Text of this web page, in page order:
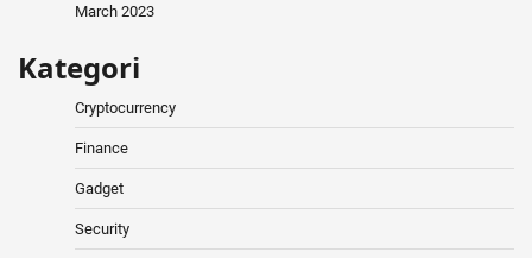
March 2023
Kategori
Cryptocurrency
Finance
Gadget
Security